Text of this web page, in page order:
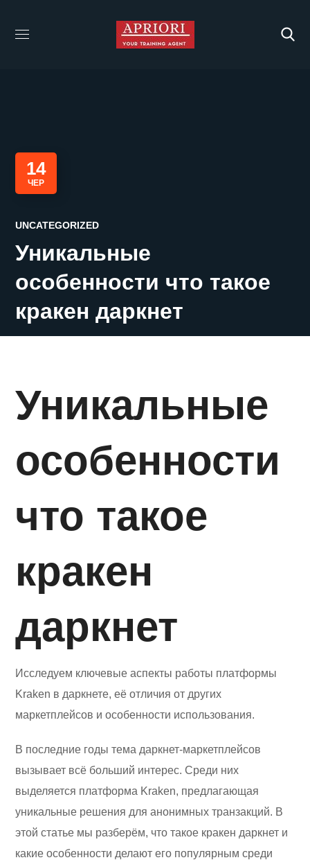
14
ЧЕР
UNCATEGORIZED
Уникальные
особенности что такое
кракен даркнет
Уникальные
особенности
что такое
кракен
даркнет
Исследуем ключевые аспекты работы платформы
Kraken в даркнете, её отличия от других
маркетплейсов и особенности использования.
В последние годы тема даркнет-маркетплейсов
вызывает всё больший интерес. Среди них
выделяется платформа Kraken, предлагающая
уникальные решения для анонимных транзакций. В
этой статье мы разберём, что такое кракен даркнет и
какие особенности делают его популярным среди